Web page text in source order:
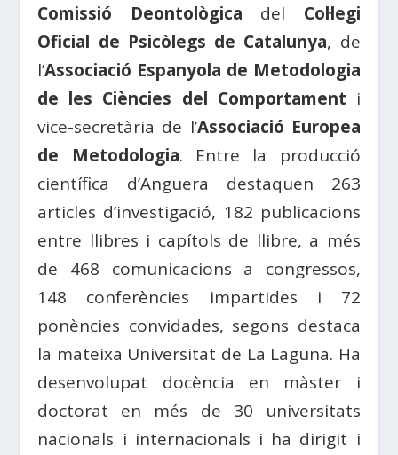
Comissió Deontològica del Col·legi
Oficial de Psicòlegs de Catalunya, de
l’Associació Espanyola de Metodologia
de les Ciències del Comportament i
vice-secretària de l’Associació Europea
de Metodologia. Entre la producció
científica d’Anguera destaquen 263
articles d’investigació, 182 publicacions
entre llibres i capítols de llibre, a més
de 468 comunicacions a congressos,
148 conferències impartides i 72
ponències convidades, segons destaca
la mateixa Universitat de La Laguna. Ha
desenvolupat docència en màster i
doctorat en més de 30 universitats
nacionals i internacionals i ha dirigit i